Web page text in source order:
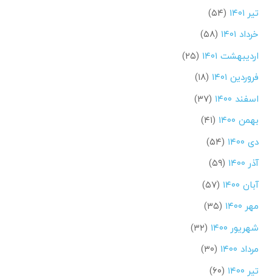
تیر ۱۴۰۱
(۵۴)
خرداد ۱۴۰۱
(۵۸)
اردیبهشت ۱۴۰۱
(۲۵)
فروردین ۱۴۰۱
(۱۸)
اسفند ۱۴۰۰
(۳۷)
بهمن ۱۴۰۰
(۴۱)
دی ۱۴۰۰
(۵۴)
آذر ۱۴۰۰
(۵۹)
آبان ۱۴۰۰
(۵۷)
مهر ۱۴۰۰
(۳۵)
شهریور ۱۴۰۰
(۳۲)
مرداد ۱۴۰۰
(۳۰)
تیر ۱۴۰۰
(۶۰)